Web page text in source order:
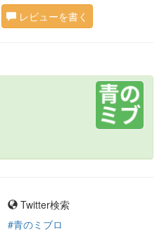
レビューを書く
Twitter検索
#青のミブロ